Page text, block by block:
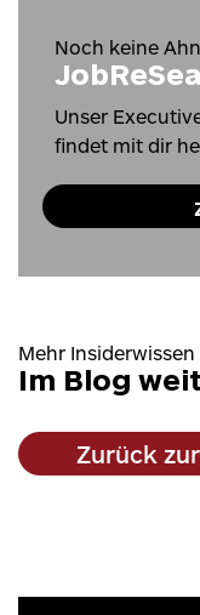
Noch keine
Unser
findet mit dir
Mehr
Im Blog
Zurück